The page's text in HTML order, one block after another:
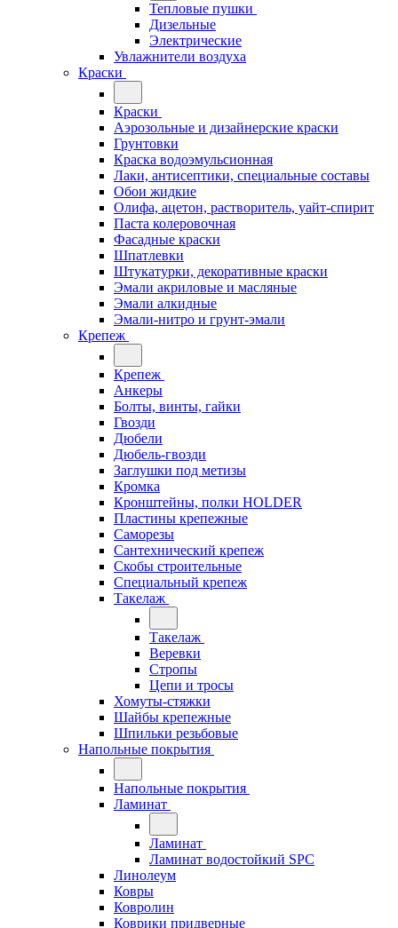
Тепловые пушки
Дизельные
Электрические
Увлажнители воздуха
Краски
Краски
Аэрозольные и дизайнерские краски
Грунтовки
Краска водоэмульсионная
Лаки, антисептики, специальные составы
Обои жидкие
Олифа, ацетон, растворитель, уайт-спирит
Паста колеровочная
Фасадные краски
Шпатлевки
Штукатурки, декоративные краски
Эмали акриловые и масляные
Эмали алкидные
Эмали-нитро и грунт-эмали
Крепеж
Крепеж
Анкеры
Болты, винты, гайки
Гвозди
Дюбели
Дюбель-гвозди
Заглушки под метизы
Кромка
Кронштейны, полки НОLDER
Пластины крепежные
Саморезы
Сантехнический крепеж
Скобы строительные
Специальный крепеж
Такелаж
Такелаж
Веревки
Стропы
Цепи и тросы
Хомуты-стяжки
Шайбы крепежные
Шпильки резьбовые
Напольные покрытия
Напольные покрытия
Ламинат
Ламинат
Ламинат водостойкий SPC
Линолеум
Ковры
Ковролин
Коврики придверные